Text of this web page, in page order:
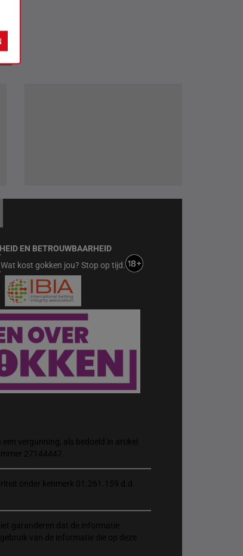
EN BETROUWBAARHEID
Wat kost gokken jou? Stop op tijd.
vergunning, als bedoeld in artikel
27144447.
onder kenmerk 01.261.159 d.d.
garanderen dat de informatie
van de informatie die op deze